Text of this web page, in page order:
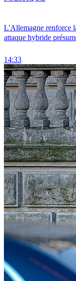
L'Allemagne renforce
attaque hybride
14:33